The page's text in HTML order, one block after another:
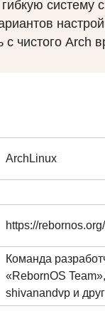
систему с
с чистого Arch
ArchLinux
https://rebornos.org/
Команда
«RebornOS
shivanandvp и